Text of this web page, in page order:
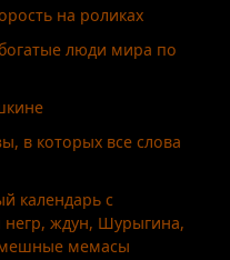
на роликах
люди мира по
в которых все слова
календарь с
негр, ждун, Шурыгина,
мемасы